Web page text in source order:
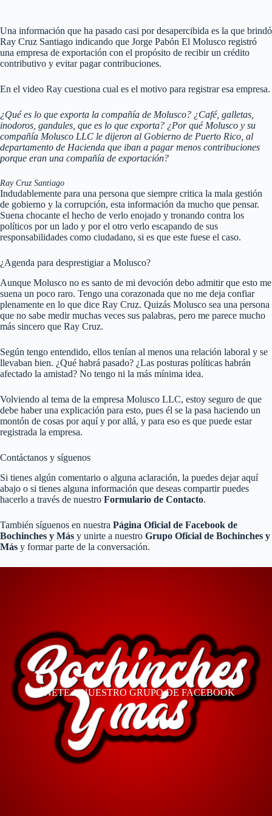
Una información que ha pasado casi por desapercibida es la que brindó
Ray Cruz Santiago indicando que Jorge Pabón El Molusco registró
una empresa de exportación con el propósito de recibir un crédito
contributivo y evitar pagar contribuciones.
En el video Ray cuestiona cual es el motivo para registrar esa empresa.
¿Qué es lo que exporta la compañía de Molusco? ¿Café, galletas,
inodoros, gandules, que es lo que exporta? ¿Por qué Molusco y su
compañía Molusco LLC le dijeron al Gobierno de Puerto Rico, al
departamento de Hacienda que iban a pagar menos contribuciones
porque eran una compañía de exportación?
Ray Cruz Santiago
Indudablemente para una persona que siempre critica la mala gestión
de gobierno y la corrupción, esta información da mucho que pensar.
Suena chocante el hecho de verlo enojado y tronando contra los
políticos por un lado y por el otro verlo escapando de sus
responsabilidades como ciudadano, si es que este fuese el caso.
¿Agenda para desprestigiar a Molusco?
Aunque Molusco no es santo de mi devoción debo admitir que esto me
suena un poco raro. Tengo una corazonada que no me deja confiar
plenamente en lo que dice Ray Cruz. Quizás Molusco sea una persona
que no sabe medir muchas veces sus palabras, pero me parece mucho
más sincero que Ray Cruz.
Según tengo entendido, ellos tenían al menos una relación laboral y se
llevaban bien. ¿Qué habrá pasado? ¿Las posturas políticas habrán
afectado la amistad? No tengo ni la más mínima idea.
Volviendo al tema de la empresa Molusco LLC, estoy seguro de que
debe haber una explicación para esto, pues él se la pasa haciendo un
montón de cosas por aquí y por allá, y para eso es que puede estar
registrada la empresa.
Contáctanos y síguenos
Si tienes algún comentario o alguna aclaración, la puedes dejar aquí
abajo o si tienes alguna información que deseas compartir puedes
hacerlo a través de nuestro Formulario de Contacto.
También síguenos en nuestra Página Oficial de Facebook de
Bochinches y Más y unirte a nuestro Grupo Oficial de Bochinches y
Más y formar parte de la conversación.
ÚNETE A NUESTRO GRUPO DE FACEBOOK